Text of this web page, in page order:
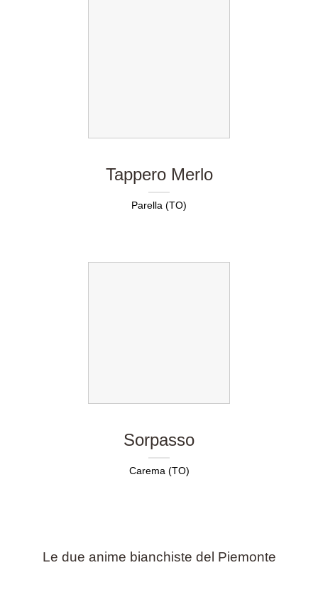
Tappero Merlo
Parella (TO)
Sorpasso
Carema (TO)
Le due anime bianchiste del Piemonte